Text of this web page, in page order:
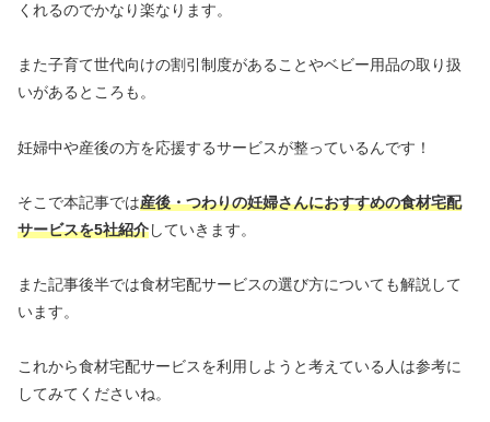
くれるのでかなり楽なります。
また子育て世代向けの割引制度があることやベビー用品の取り扱
いがあるところも。
妊婦中や産後の方を応援するサービスが整っているんです！
そこで本記事では産後・つわりの妊婦さんにおすすめの食材宅配
サービスを5社紹介していきます。
また記事後半では食材宅配サービスの選び方についても解説して
います。
これから食材宅配サービスを利用しようと考えている人は参考に
してみてくださいね。